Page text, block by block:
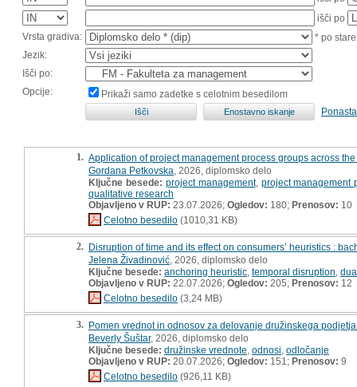
išči po
Vrsta gradiva:
* po
Jezik:
Išči po:
Opcije:
Prikaži samo zadetke s celotnim besedilom
1. Application of project management process groups across
Gordana Petkovska , 2026, diplomsko delo
Ključne besede: project management, project management
qualitative research
Objavljeno v RUP: 23.07.2026; Ogledov: 180; Prenosov: 10
Celotno besedilo (1010,31 KB)
2. Disruption of time and its effect on consumers’ heuristics :
Jelena Živadinović , 2026, diplomsko delo
Ključne besede: anchoring heuristic temporal disruption
Objavljeno v RUP: 22.07.2026; Ogledov: 205; Prenosov: 12
Celotno besedilo (3,24 MB)
3. Pomen vrednot in odnosov za delovanje družinskega
Beverly Šuštar, 2026, diplomsko delo
Ključne besede: družinske vrednote odnosi odločanje
Objavljeno v RUP: 20.07.2026; Ogledov: 151; Prenosov: 9
Celotno besedilo (926,11 KB)